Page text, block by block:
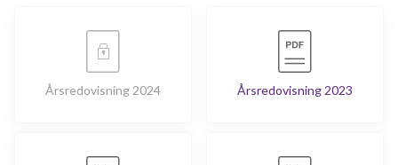
Årsredovisning 2024 Årsredovisning 2023